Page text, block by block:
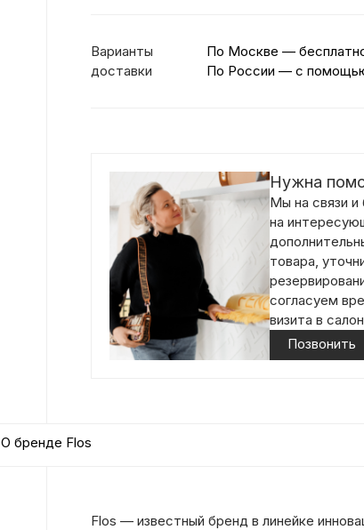
Варианты
доставки
По Москве —
По России — с
Нужна
Мы на связи и
на
товара,
согласуем
визита в
Позвонить
О бренде Flos
Flos — известный бренд в линейке